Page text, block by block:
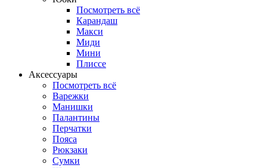
Посмотреть всё
Карандаш
Макси
Миди
Мини
Плиссе
Аксессуары
Посмотреть всё
Варежки
Манишки
Палантины
Перчатки
Пояса
Рюкзаки
Сумки